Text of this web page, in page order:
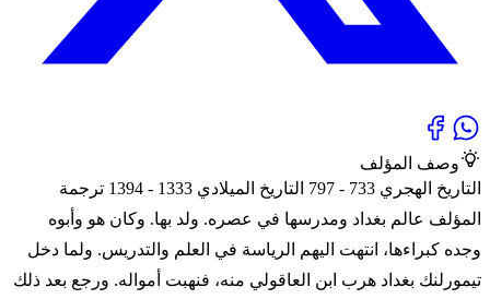
وصف المؤلف
التاريخ الهجري 733 - 797 التاريخ الميلادي 1333 - 1394 ترجمة
المؤلف عالم بغداد ومدرسها في عصره. ولد بها. وكان هو وأبوه
وجده كبراءها، انتهت اليهم الرياسة في العلم والتدريس. ولما دخل
تيمورلنك بغداد هرب ابن العاقولي منه، فنهبت أمواله. ورجع بعد ذلك